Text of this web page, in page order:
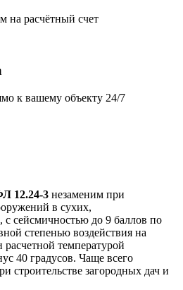
на расчётный счет
к вашему объекту 24/7
12.24-3 незаменим при
в сухих,
сейсмичностью до 9 баллов по
степенью воздействия на
температурой
40 градусов. Чаще всего
строительстве загородных дач и